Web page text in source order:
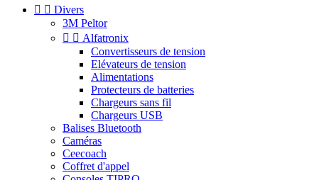
  Divers
3M Peltor
  Alfatronix
Convertisseurs de tension
Elévateurs de tension
Alimentations
Protecteurs de batteries
Chargeurs sans fil
Chargeurs USB
Balises Bluetooth
Caméras
Ceecoach
Coffret d'appel